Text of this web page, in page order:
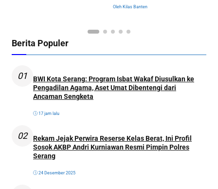
Oleh Kilas Banten
Berita Populer
01
BWI Kota Serang: Program Isbat Wakaf Diusulkan ke
Pengadilan Agama, Aset Umat Dibentengi dari
Ancaman Sengketa
17 jam lalu
02
Rekam Jejak Perwira Reserse Kelas Berat, Ini Profil
Sosok AKBP Andri Kurniawan Resmi Pimpin Polres
Serang
24 Desember 2025